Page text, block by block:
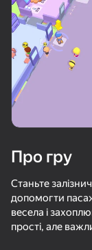
50+ топ-ігор, у
навіть ті, хто
Про гру
Станьте
допомогти
весела і
прості, але